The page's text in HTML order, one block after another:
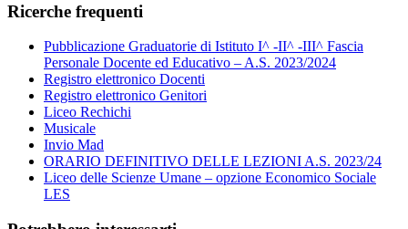
Ricerche frequenti
Pubblicazione Graduatorie di Istituto I^ -II^ -III^ Fascia
Personale Docente ed Educativo – A.S. 2023/2024
Registro elettronico Docenti
Registro elettronico Genitori
Liceo Rechichi
Musicale
Invio Mad
ORARIO DEFINITIVO DELLE LEZIONI A.S. 2023/24
Liceo delle Scienze Umane – opzione Economico Sociale
LES